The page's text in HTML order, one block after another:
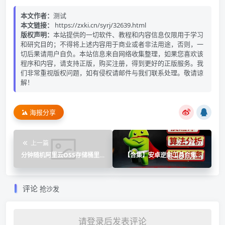
本文作者： 测试
本文链接：
https://zxki.cn/syrj/32639.html
版权声明： 本站提供的一切软件、教程和内容信息仅限用于学习
和研究目的；不得将上述内容用于商业或者非法用途，否则，一
切后果请用户自负。本站信息来自网络收集整理，如果您喜欢该
程序和内容，请支持正版，购买注册，得到更好的正版服务。我
们非常重视版权问题，如有侵权请邮件与我们联系处理。敬请谅
解！
海报分享
上一篇
分钟随机阿里云OSS存储桶里
下一篇
【合集】安卓逆向工具合集🔥
小白变大🐮修改软件会员不求
评论 抢沙发
请登录后发表评论